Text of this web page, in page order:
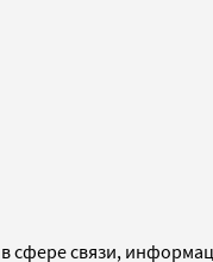
сфере связи,